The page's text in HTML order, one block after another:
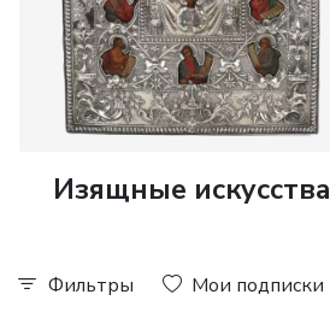
Изящные искусства
Фильтры Мои подписки